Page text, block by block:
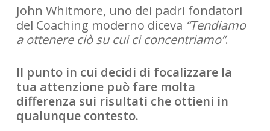
John Whitmore, uno dei padri fondatori
del Coaching moderno diceva “Tendiamo
a ottenere ciò su cui ci concentriamo”.
Il punto in cui decidi di focalizzare la
tua attenzione può fare molta
differenza sui risultati che ottieni in
qualunque contesto.